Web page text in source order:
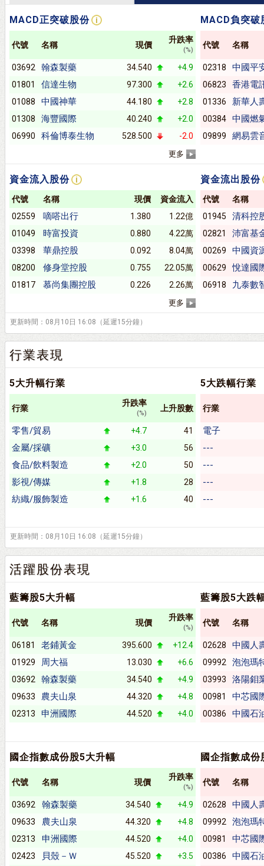
MACD正突破股份
代號 名稱 現價
升跌率
(%)
03692 翰森製藥 34.540
+4.9
01801
信達生物 97.300
+2.6
01088
中國神華 44.180
+2.8
01308
海豐國際 40.240
+2.0
06990
科倫博泰生物 528.500 -2.0
更多
MACD負突破
代號 名稱
02318 中國平
06823 香港電
01336 新華人
00384 中國燃
09899 網易雲
資金流入股份
代號 名稱 現價
資金流入
02559
嘀嗒出行 1.380
1.22億
01049
時富投資 0.880
4.22萬
03398
華鼎控股 0.092
8.04萬
08200
修身堂控股 0.755
22.05萬
01817
慕尚集團控股 0.226 2.26萬
更多
資金流出股份
代號
名稱
01945
清科控
02821 沛富基
00269 中國資
00629 悅達國
06918 九泰數
更新時間：08月10日 16:08（延遲15分鐘）
行業表現
5大升幅行業
行業
升跌率
(%)
上升股數
零售/貿易 +4.7 41
金屬/採礦 +3.0 56
食品/飲料製造 +2.0 50
影視/傳媒 +1.8 28
紡織/服飾製造 +1.6 40
5大跌幅行業
行業
電子
---
---
---
---
更新時間：08月10日 16:08（延遲15分鐘）
活躍股份表現
藍籌股5大升幅
代號 名稱 現價
升跌率
(%)
06181 老鋪黃金 395.600
+12.4
01929
周大福 13.030
+6.6
03692
翰森製藥 34.540
+4.9
09633
農夫山泉 44.320
+4.8
02313
申洲國際 44.520 +4.0
藍籌股5大跌
代號 名稱
02628 中國人
09992 泡泡瑪
03993 洛陽鉬
00981 中芯國
00386 中國石
國企指數成份股5大升幅
代號 名稱 現價
升跌率
(%)
03692 翰森製藥 34.540
+4.9
09633
農夫山泉 44.320
+4.8
02313
申洲國際 44.520
+4.0
02423
貝殼－Ｗ 45.520 +3.5
國企指數成
代號 名稱
02628 中國人
09992 泡泡瑪
00981 中芯國
00386 中國石